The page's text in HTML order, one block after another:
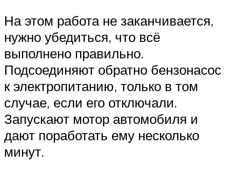
На этом работа не заканчивается,
нужно убедиться, что всё
выполнено правильно.
Подсоединяют обратно бензонасос
к электропитанию, только в том
случае, если его отключали.
Запускают мотор автомобиля и
дают поработать ему несколько
минут.